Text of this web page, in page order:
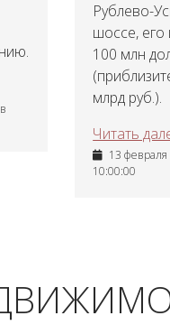
Рублево-
шоссе, его
100 млн
млрд руб.).
Читать
13 февраля
10:00:00